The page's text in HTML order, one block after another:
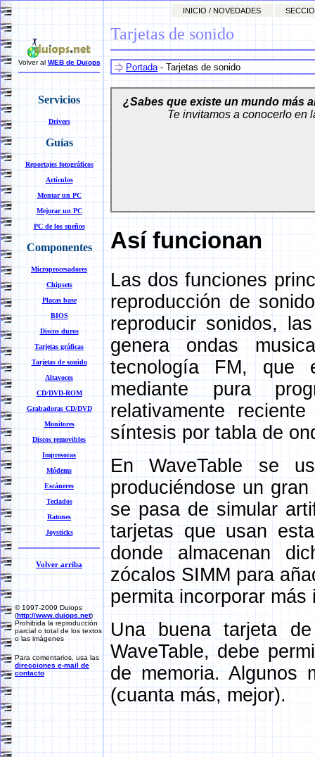
INICIO / NOVEDADES
Volver al WEB de Duiops
Servicios
Drivers
Guías
Reportajes fotográficos
Artículos
Montar un PC
Mejorar un PC
PC de los sueños
Componentes
Microprocesadores
Chipsets
Placas base
BIOS
Discos duros
Tarjetas gráficas
Tarjetas de sonido
Altavoces
CD/DVD-ROM
Grabadoras CD/DVD
Monitores
Discos removibles
Impresoras
Módems
Escáneres
Teclados
Ratones
Joysticks
Volver arriba
© 1997-2009 Duiops
(http://www.duiops.net)
Prohibida la reproducción
parcial o total de los textos
o las imágenes
Para comentarios, usa las
direcciones e-mail de
contacto
Tarjetas de sonido
Portada- Tarjetas de sonido
¿Sabes que existe un mundo más
Te invitamos a conocerlo en
Así funcionan
Las dos funciones
reproducción de
reproducir sonidos,
genera ondas
tecnología FM, que
mediante pura
relativamente
síntesis por tabla de
En WaveTable se
produciéndose un
se pasa de simular
tarjetas que usan
donde almacenan
zócalos SIMM para
permita incorporar
Una buena tarjeta
WaveTable, debe
de memoria. Algunos
(cuanta más, mejor).